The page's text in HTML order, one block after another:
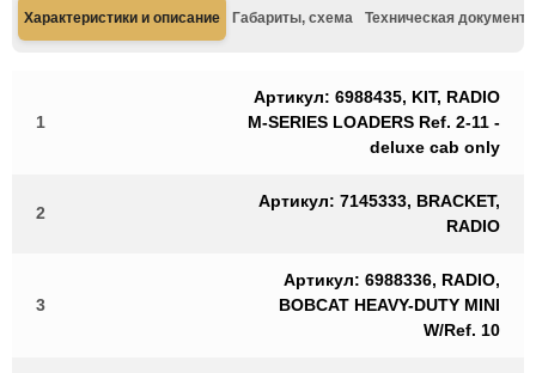
Характеристики и описание Габариты, схема Техническая
1
Артикул: 6988435, KIT, RADIO
M-SERIES LOADERS Ref. 2-11 -
deluxe cab only
2
Артикул: 7145333, BRACKET,
RADIO
3
Артикул: 6988336, RADIO,
BOBCAT HEAVY-DUTY MINI
W/Ref. 10